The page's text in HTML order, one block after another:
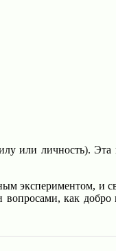
или личность). Эта
экспериментом, и
как добро